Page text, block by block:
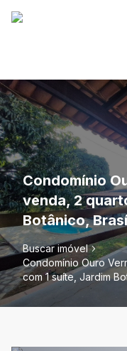
Condomínio
venda, 2
Botânico,
Buscar imóvel
Condomínio Ouro
com 1 suíte, Jardim